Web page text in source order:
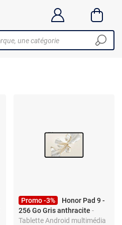
Promo -3%
Honor Pad 9 -
256 Go Gris anthracite -
Tablette Android multimédia